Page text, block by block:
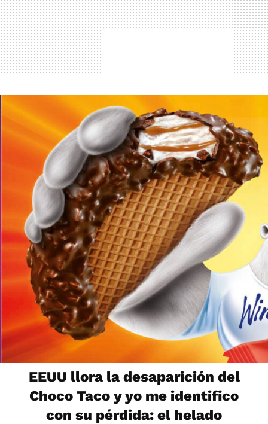
EEUU llora la desaparición del
Choco Taco y yo me identifico
con su pérdida: el helado